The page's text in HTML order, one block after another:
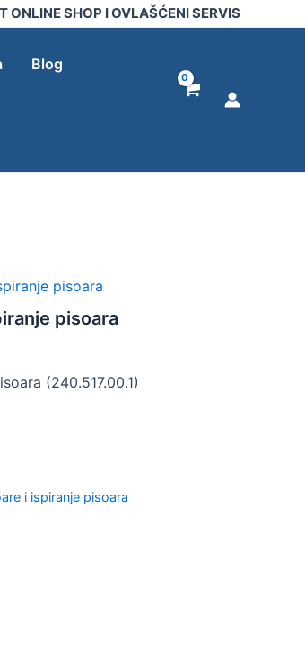
ONLINE SHOP I OVLAŠĆENI SERVIS
Blog
pisoara
pisoara
(240.517.00.1)
i ispiranje pisoara
uređaj
za
pisoara